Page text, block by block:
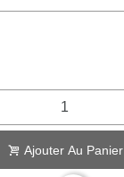
Ajouter Au Panier